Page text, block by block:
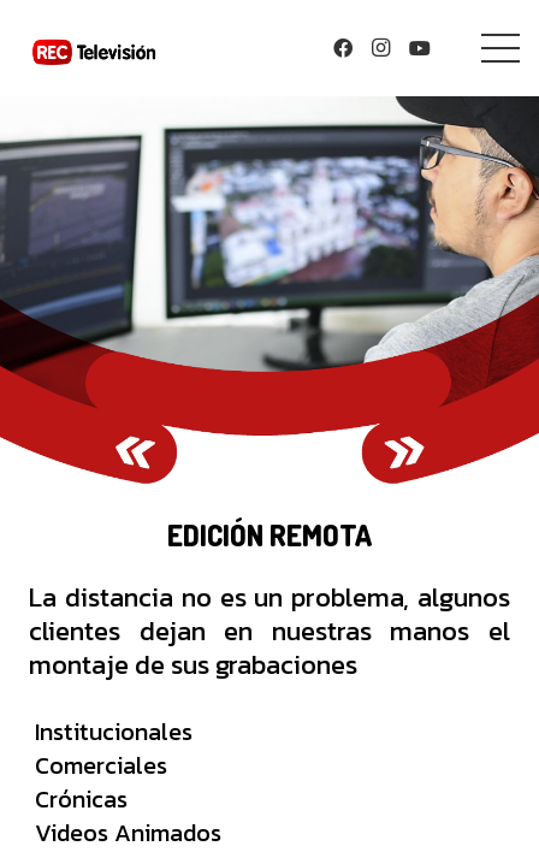
EDICIÓN REMOTA
La distancia no es un problema, algunos
clientes dejan en nuestras manos el
montaje de sus grabaciones
Institucionales
Comerciales
Crónicas
Videos Animados